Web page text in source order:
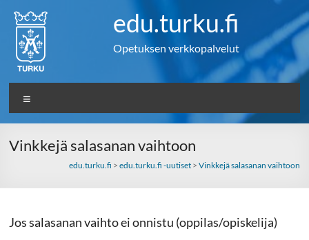
content
edu.turku.fi
Opetuksen verkkopalvelut
Vinkkejä salasanan vaihtoon
edu.turku.fi > edu.turku.fi -uutiset> Vinkkejä salasanan vaihtoon
Jos salasanan vaihto ei onnistu (oppilas/opiskelija)